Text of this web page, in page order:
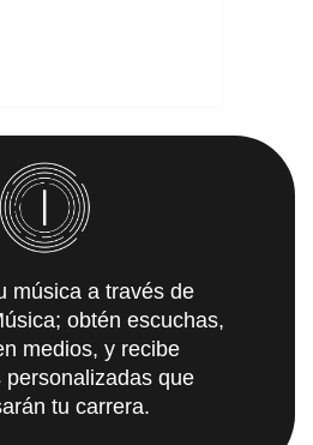
música a través de
obtén escuchas,
medios, y recibe
personalizadas que
tu carrera.